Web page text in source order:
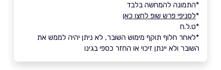
*התמונה להמחשה בלבד
*לסניפי פרש שופ לחצו כאן
*ט.ל.ח
*לאחר חלוף תוקף מימוש השובר, לא ניתן יהיה לממש את
השובר ולא יינתן זיכוי או החזר כספי בגינו